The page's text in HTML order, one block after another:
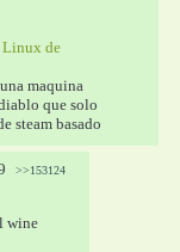
Linux de
maquina
que solo
steam basado
>>153124
wine